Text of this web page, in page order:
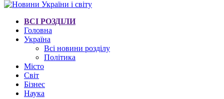
ВСІ РОЗДІЛИ
Головна
Україна
Всі новини розділу
Політика
Місто
Світ
Бізнес
Наука